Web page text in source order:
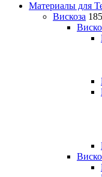
Материалы для
Вискоза 185